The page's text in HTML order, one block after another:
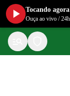
Tocando
Ouça ao vivo /24h